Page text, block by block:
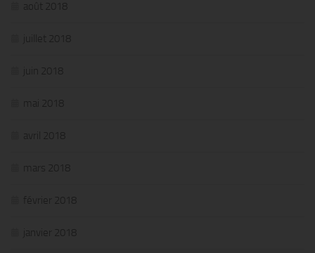
août 2018
juillet 2018
juin 2018
mai 2018
avril 2018
mars 2018
février 2018
janvier 2018